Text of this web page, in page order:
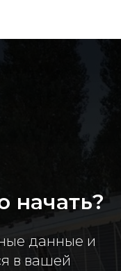
начать?
данные и
в вашей